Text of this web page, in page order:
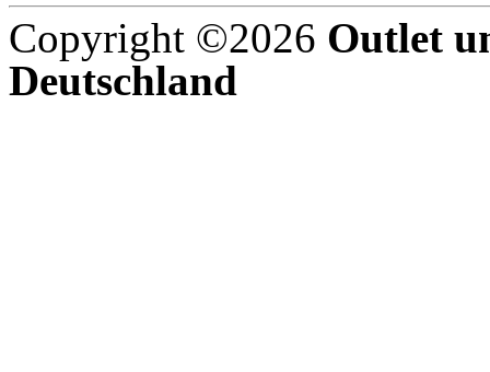
Copyright ©2026 Outlet
Deutschland